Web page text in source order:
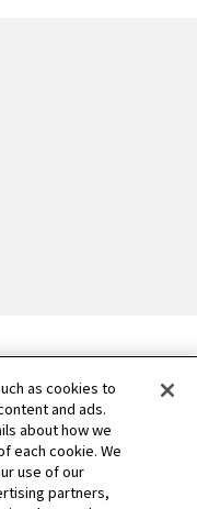
as cookies to
and ads.
about how we
each cookie. We
use of our
partners,